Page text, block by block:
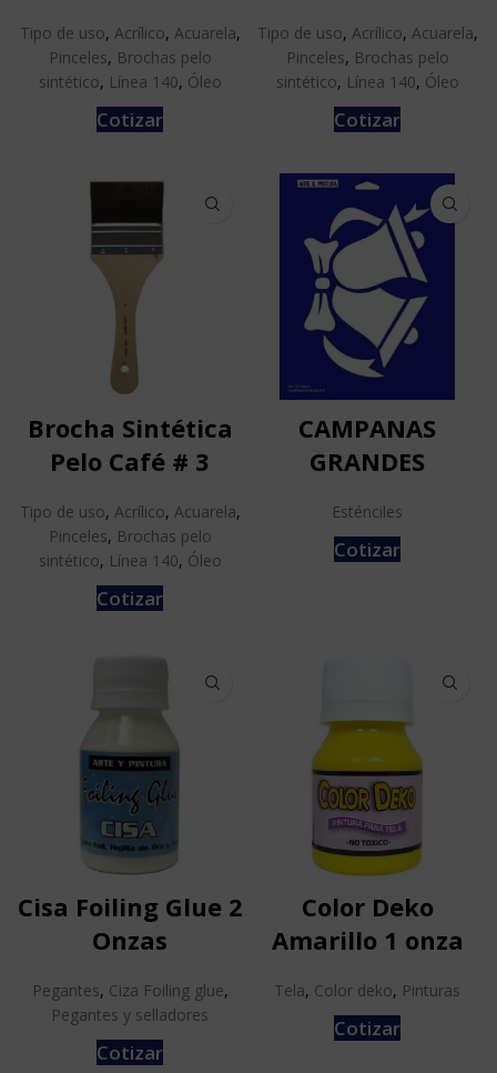
Tipo de uso, Acrílico, Acuarela,
Pinceles, Brochas pelo
sintético, Línea 140, Óleo
Cotizar
Tipo de uso, Acrílico, Acuarela,
Pinceles, Brochas pelo
sintético, Línea 140, Óleo
Cotizar
Brocha Sintética
Pelo Café # 3
Tipo de uso, Acrílico, Acuarela,
Pinceles, Brochas pelo
sintético, Línea 140, Óleo
Cotizar
CAMPANAS
GRANDES
Esténciles
Cotizar
Cisa Foiling Glue 2
Onzas
Pegantes, Ciza Foiling glue,
Pegantes y selladores
Cotizar
Color Deko
Amarillo 1 onza
Tela, Color deko, Pinturas
Cotizar